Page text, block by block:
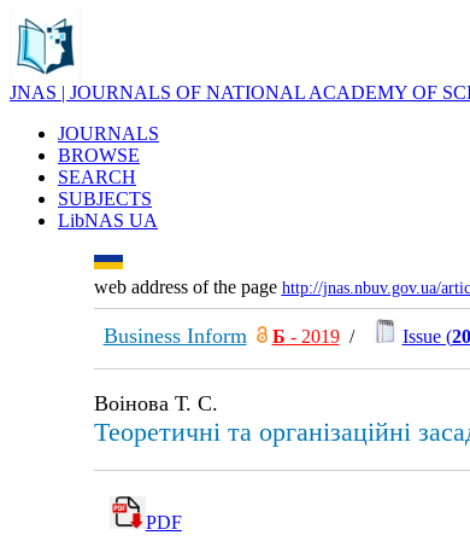
JNAS | JOURNALS OF NATIONAL ACADEMY OF
JOURNALS
BROWSE
SEARCH
SUBJECTS
LibNAS UA
web address of the page http://jnas.nbuv.gov.ua/
Business Inform Б - 2019/ Issue (
Воінова Т. С.
Теоретичні та організаційні
PDF